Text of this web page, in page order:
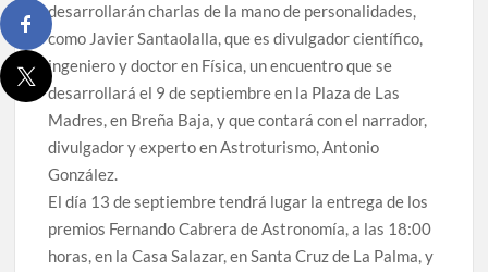
desarrollarán charlas de la mano de personalidades,
como Javier Santaolalla, que es divulgador científico,
ingeniero y doctor en Física, un encuentro que se
desarrollará el 9 de septiembre en la Plaza de Las
Madres, en Breña Baja, y que contará con el narrador,
divulgador y experto en Astroturismo, Antonio
González.
El día 13 de septiembre tendrá lugar la entrega de los
premios Fernando Cabrera de Astronomía, a las 18:00
horas, en la Casa Salazar, en Santa Cruz de La Palma, y